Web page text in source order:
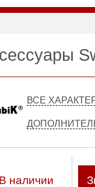
ВСЕ
В наличии